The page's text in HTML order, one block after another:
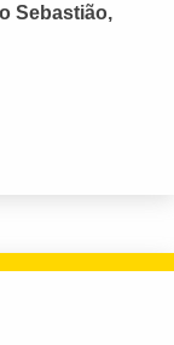
Sebastião,